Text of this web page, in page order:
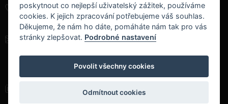
+420 284 826 787
+420 604 728 042
info@boatpark.cz
poskytnout co nejlepší uživatelský zážitek, používáme
cookies. K jejich zpracování potřebujeme váš souhlas.
Děkujeme, že nám ho dáte, pomáháte nám tak pro vás
stránky zlepšovat. Podrobné nastavení
Povolit všechny cookies
Odmítnout cookies